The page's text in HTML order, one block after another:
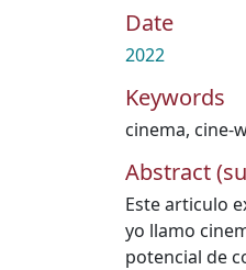
Date
2022
Keywords
cinema, cine-
Abstract
Este articulo
yo llamo
potencial de